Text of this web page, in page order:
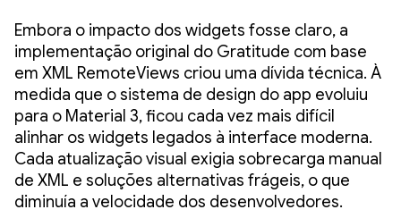
Embora o impacto dos widgets fosse claro, a
implementação original do Gratitude com base
em XML RemoteViews criou uma dívida técnica. À
medida que o sistema de design do app evoluiu
para o Material 3, ficou cada vez mais difícil
alinhar os widgets legados à interface moderna.
Cada atualização visual exigia sobrecarga manual
de XML e soluções alternativas frágeis, o que
diminuía a velocidade dos desenvolvedores.